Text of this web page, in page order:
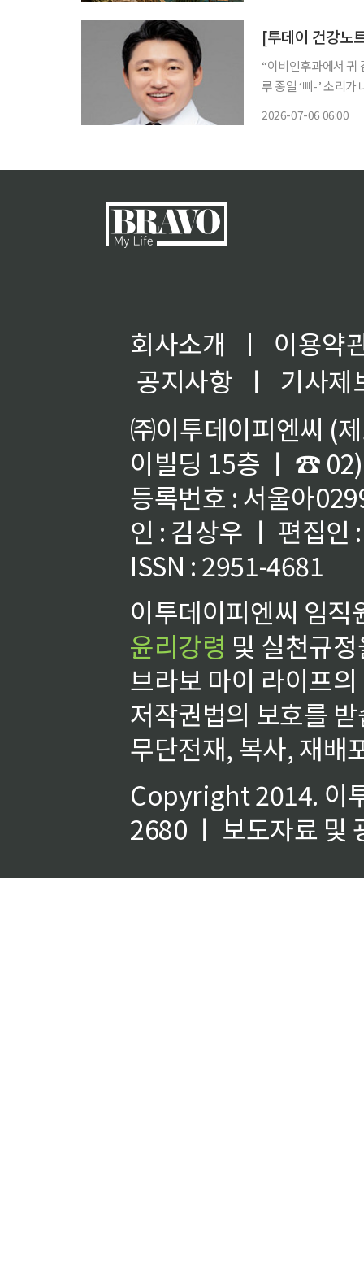
[투데이 건강노
“이비인후과에서 귀
루 종일 ‘삐-’ 소리가 나고
2026-07-06 06:00
회사소개 ㅣ
이용약
공지사항
ㅣ
기사제
㈜이투데이피엔씨 (
이빌딩 15층 ㅣ ☎
등록번호 : 서울아
인 : 김상우 ㅣ 편집인
ISSN : 2951-4681
이투데이피엔씨 임
윤리강령 및 실천규
브라보 마이 라이프
저작권법의 보호를
무단전재, 복사, 재배
Copyright 2014. 이
2680 ㅣ 보도자료